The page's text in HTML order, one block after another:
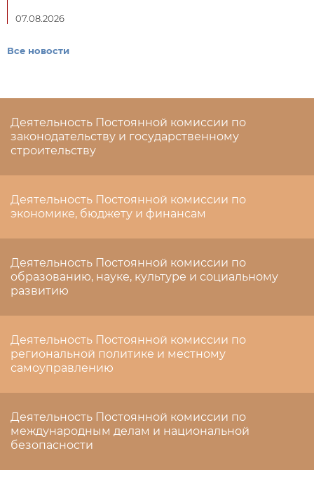
07.08.2026
Все новости
Деятельность Постоянной комиссии по
законодательству и государственному
строительству
Деятельность Постоянной комиссии по
экономике, бюджету и финансам
Деятельность Постоянной комиссии по
образованию, науке, культуре и социальному
развитию
Деятельность Постоянной комиссии по
региональной политике и местному
самоуправлению
Деятельность Постоянной комиссии по
международным делам и национальной
безопасности